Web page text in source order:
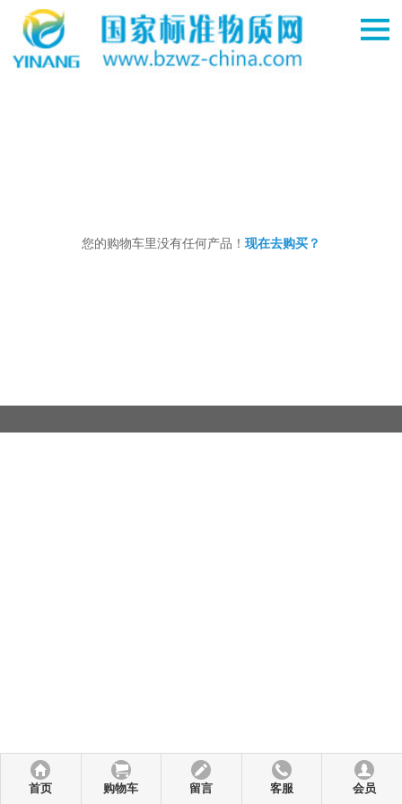
您的购物车里没有任何产品！ 现在去购买？
首页 购物车 留言 客服 会员